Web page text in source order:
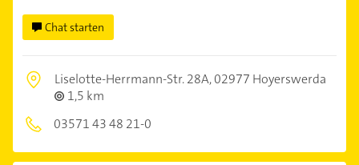
Chat starten
Liselotte-Herrmann-Str. 28A,02977 Hoyerswerda
1,5 km
03571 43 48 21-0